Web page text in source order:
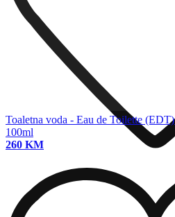
Toaletna voda - Eau de Toilette (EDT)
100ml
260 KM